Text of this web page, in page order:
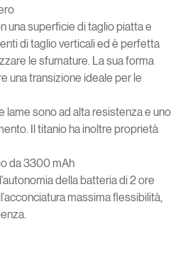
una superficie di taglio piatta e
di taglio verticali ed è perfetta
le sfumature. La sua forma
una transizione ideale per le
lame sono ad alta resistenza e uno
Il titanio ha inoltre proprietà
da 3300 mAh
della batteria di 2 ore
massima flessibilità,